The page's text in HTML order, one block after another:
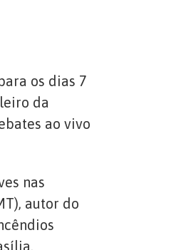
os dias 7
da
ao vivo
nas
autor do